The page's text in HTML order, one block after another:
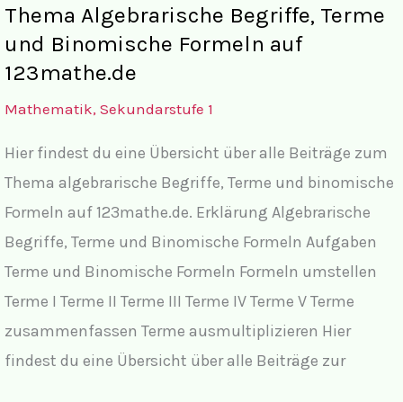
Thema Algebrarische Begriffe, Terme
und Binomische Formeln auf
123mathe.de
Mathematik, Sekundarstufe 1
Hier findest du eine Übersicht über alle Beiträge zum
Thema algebrarische Begriffe, Terme und binomische
Formeln auf 123mathe.de. Erklärung Algebrarische
Begriffe, Terme und Binomische Formeln Aufgaben
Terme und Binomische Formeln Formeln umstellen
Terme I Terme II Terme III Terme IV Terme V Terme
zusammenfassen Terme ausmultiplizieren Hier
findest du eine Übersicht über alle Beiträge zur